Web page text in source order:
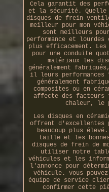
Cela garantit des
et la sécurité.
disques de frein
meilleur pour mon
sont meilleurs
performance et
plus efficacement. Les
pour une conduite
matériaux les
généralement
il leurs performances
généralement
composites ou en
affecte des
chaleur, le
Les disques en
offrent d'excellentes
beaucoup plus
taille et les
disques de frein de
utiliser notre
véhicules et les
l'annonce pour
véhicule. Vous
équipe de service
confirmer cette